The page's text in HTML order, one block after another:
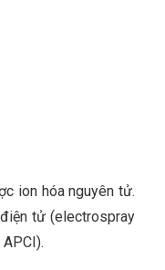
ion hóa nguyên tử.
tử (electrospray